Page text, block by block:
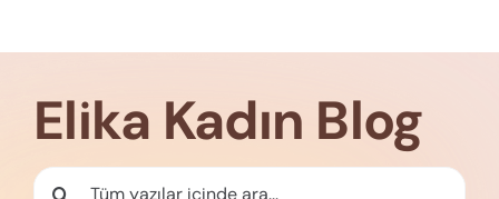
İletişim
Elika Kadın Blog
Ara: